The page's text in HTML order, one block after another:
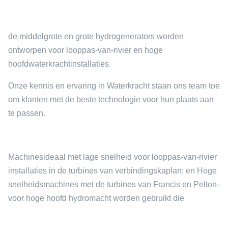
de middelgrote en grote hydrogenerators worden
ontworpen voor looppas-van-rivier en hoge
hoofdwaterkrachtinstallaties.
Onze kennis en ervaring in Waterkracht staan ons team toe
om klanten met de beste technologie voor hun plaats aan
te passen.
Machinesideaal met lage snelheid voor looppas-van-rivier
installaties in de turbines van verbindingskaplan; en Hoge
snelheidsmachines met de turbines van Francis en Pelton-
voor hoge hoofd hydromacht worden gebruikt die